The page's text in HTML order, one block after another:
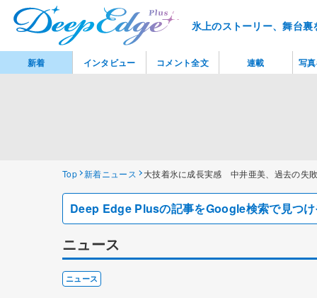
氷上のストーリー、舞台
Top 新着ニュース 大技着氷に成長実感 中井亜美、過去の失
Deep Edge Plusの記事をGoogle検索で見つ
ニュース
ニュース
新着 インタビュー コメント全文 連載 写